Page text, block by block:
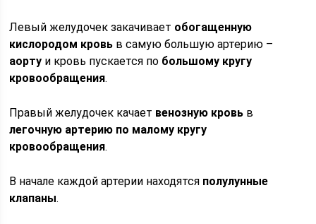
Левый желудочек закачивает обогащенную
кислородом кровь в самую большую артерию –
аорту и кровь пускается по большому кругу
кровообращения.
Правый желудочек качает венозную кровь в
легочную артерию по малому кругу
кровообращения.
В начале каждой артерии находятся полулунные
клапаны.